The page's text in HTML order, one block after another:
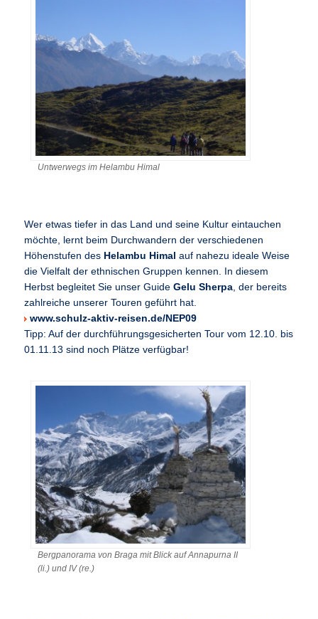
Untwerwegs im Helambu Himal
Wer etwas tiefer in das Land und seine Kultur eintauchen
möchte, lernt beim Durchwandern der verschiedenen
Höhenstufen des Helambu Himal auf nahezu ideale Weise
die Vielfalt der ethnischen Gruppen kennen. In diesem
Herbst begleitet Sie unser GuideGelu Sherpa, der bereits
zahlreiche unserer Touren geführt hat.
www.schulz-aktiv-reisen.de/NEP09
Tipp: Auf der durchführungsgesicherten Tour vom 12.10. bis
01.11.13 sind noch Plätze verfügbar!
Bergpanorama von Braga mit Blick auf Annapurna II
(li.) und IV (re.)